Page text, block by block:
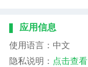
应用信息
使用语言：中文
隐私说明： 点击查看